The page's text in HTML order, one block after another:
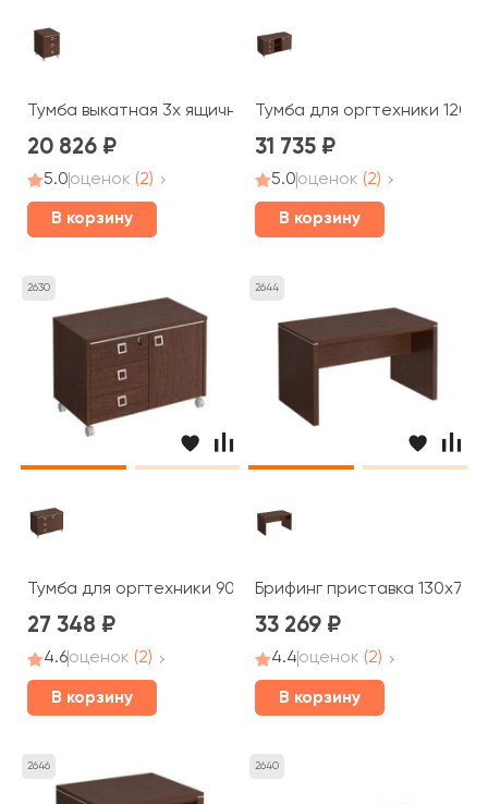
Тумба выкатная 3x ящичная с центральным замком
20 826
5.0оценок (2)
В корзину
Тумба для оргтехники
31 735
5.0оценок (2)
В корзину
2630
Тумба для оргтехники 90x50x63,3 Cosmo
27 348
4.6оценок (2)
В корзину
2644
Брифинг приставка
33 269
4.4оценок (2)
В корзину
2646 2640